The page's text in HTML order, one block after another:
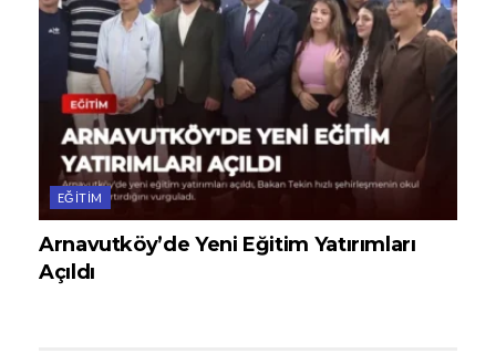
EĞITIM
Arnavutköy’de Yeni Eğitim Yatırımları
Açıldı